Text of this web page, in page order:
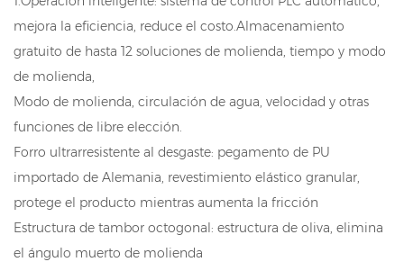
mejora la eficiencia, reduce el costo.Almacenamiento
gratuito de hasta 12 soluciones de molienda, tiempo y modo
de molienda,
Modo de molienda, circulación de agua, velocidad y otras
funciones de libre elección.
Forro ultrarresistente al desgaste: pegamento de PU
importado de Alemania, revestimiento elástico granular,
protege el producto mientras aumenta la fricción
Estructura de tambor octogonal: estructura de oliva, elimina
el ángulo muerto de molienda